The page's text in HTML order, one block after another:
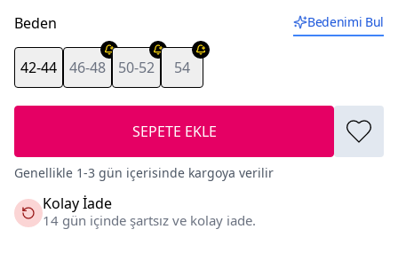
Beden Bedenimi Bul
42-44 46-48 50-52 54
SEPETE EKLE
Genellikle 1-3 gün içerisinde kargoya verilir
Kolay İade
14 gün içinde şartsız ve kolay iade.